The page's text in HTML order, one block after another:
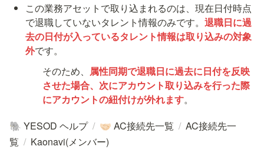
この業務アセットで取り込まれるのは、現在日付時点
で退職していないタレント情報のみです。退職日に過
去の日付が入っているタレント情報は取り込みの対象
外です。
そのため、 属性同期で退職日に過去に日付を反映
させた場合、次にアカウント取り込みを行った際
にアカウントの紐付けが外れます。
🐘 YESOD ヘルプ / 🤝🏻 AC接続先一覧 / AC接続先一
覧 / Kaonavi(メンバー)